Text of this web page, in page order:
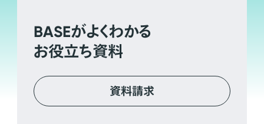
BASEがよくわかる
お役立ち資料
資料請求